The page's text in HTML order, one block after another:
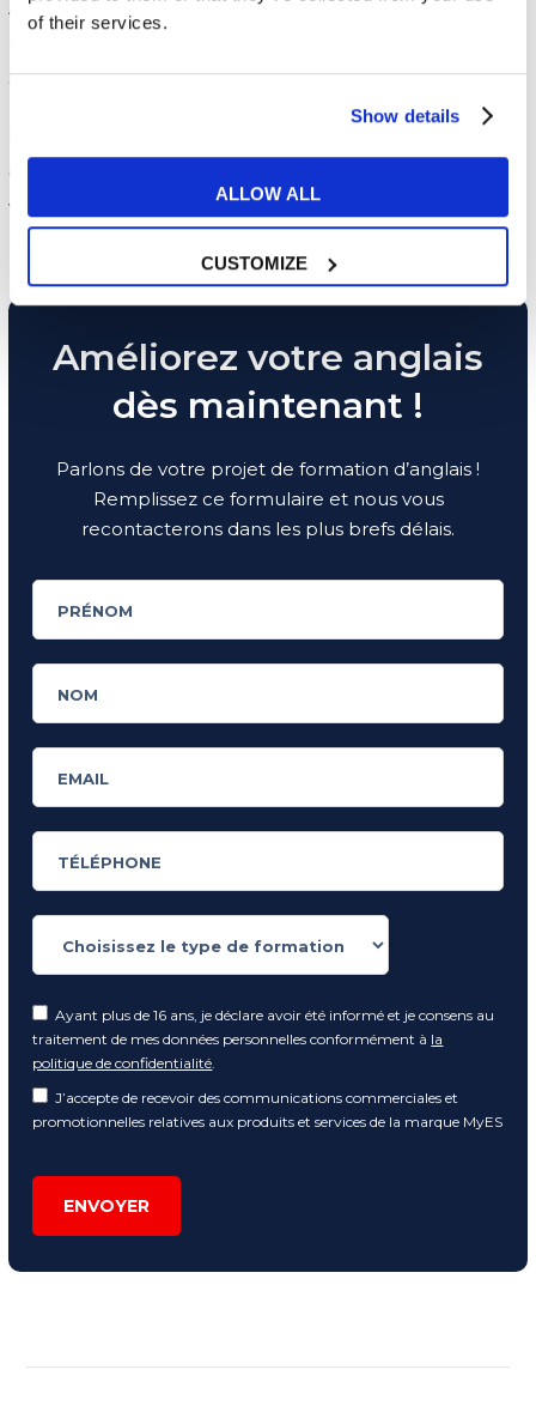
of their services.
Show details
ALLOW ALL
CUSTOMIZE
Après un court test d’anglais, nous vous créons
aider à atteindre vos objectifs en anglais.
dessous et nous vous recontacterons au plus
vite !
Améliorez votre anglais
dès maintenant !
Parlons de votre projet de formation d’anglais !
Remplissez ce formulaire et nous vous
recontacterons dans les plus brefs délais.
Ayant plus de 16 ans, je déclare avoir été informé et je consens au
traitement de mes données personnelles conformément à la
politique de confidentialité.
J’accepte de recevoir des communications commerciales et
promotionnelles relatives aux produits et services de la marque MyES
ENVOYER